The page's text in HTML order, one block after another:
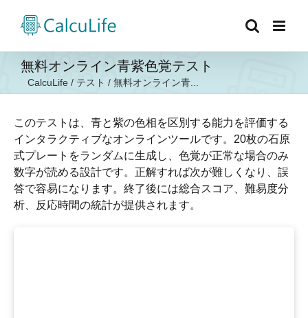
無料オンライン青紫色覚テスト
CalcuLife / テスト / 無料オンライン青...
このテストは、青と紫の色相を区別する能力を評価する
インタラクティブなオンラインツールです。20枚の石原
式プレートをランダムに生成し、色覚が正常な場合のみ
数字が読める設計です。正解すれば次が難しくなり、誤
答で容易になります。終了後には総合スコア、難易度分
析、反応時間の統計が提供されます。